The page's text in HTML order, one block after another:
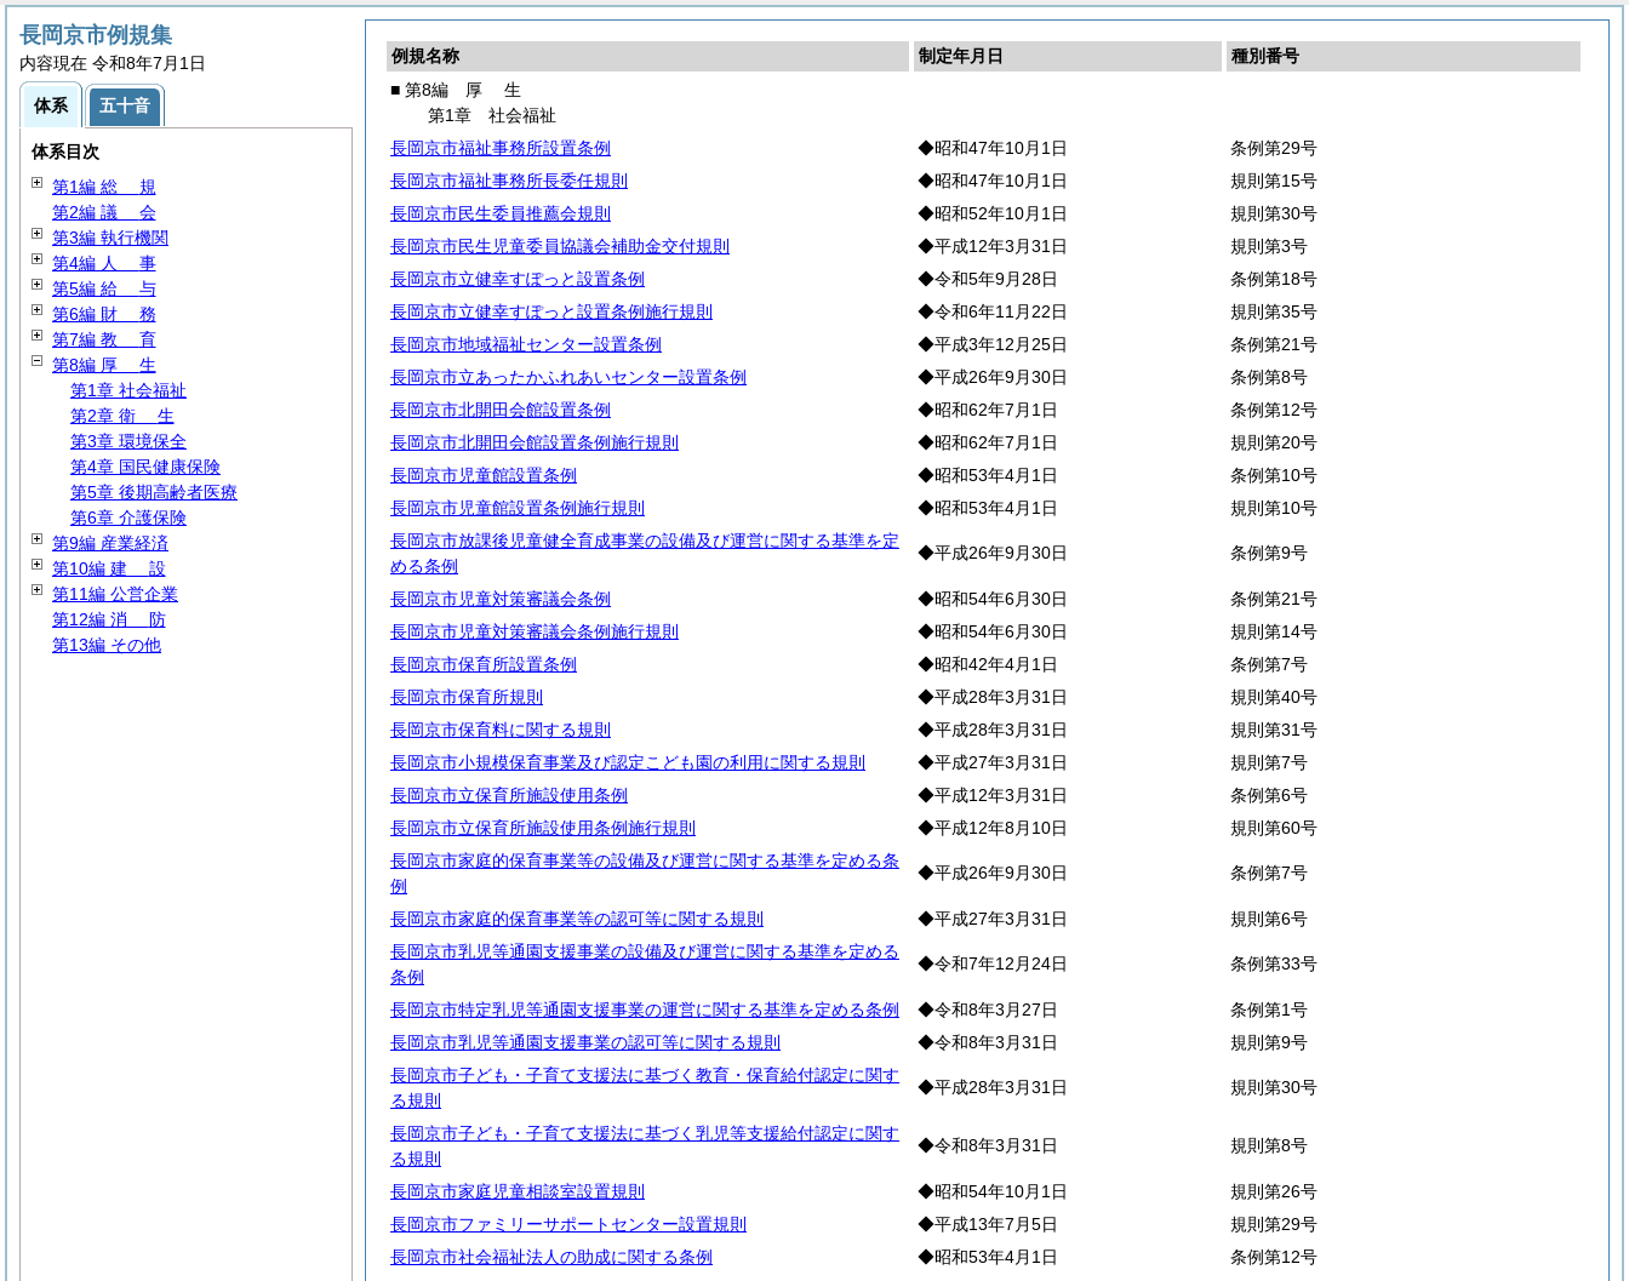
例規名称 制定年月日
種別番号
■ 第8編 厚 生
第1章 社会福祉
長岡京市福祉事務所設置条例
◆昭和47年10月1日
条例第29号
長岡京市福祉事務所長委任規則
◆昭和47年10月1日
規則第15号
長岡京市民生委員推薦会規則
◆昭和52年10月1日
規則第30号
長岡京市民生児童委員協議会補助金交付規則
◆平成12年3月31日
規則第3号
長岡京市立健幸すぽっと設置条例
◆令和5年9月28日
条例第18号
長岡京市立健幸すぽっと設置条例施行規則
◆令和6年11月22日
規則第35号
長岡京市地域福祉センター設置条例
◆平成3年12月25日
条例第21号
長岡京市立あったかふれあいセンター設置条例
◆平成26年9月30日
条例第8号
長岡京市北開田会館設置条例
◆昭和62年7月1日
条例第12号
長岡京市北開田会館設置条例施行規則
◆昭和62年7月1日
規則第20号
長岡京市児童館設置条例
◆昭和53年4月1日
条例第10号
長岡京市児童館設置条例施行規則
◆昭和53年4月1日
規則第10号
長岡京市放課後児童健全育成事業の設備及び運営に関する基準を定
める条例
◆平成26年9月30日 条例第9号
長岡京市児童対策審議会条例 ◆昭和54年6月30日
条例第21号
長岡京市児童対策審議会条例施行規則
◆昭和54年6月30日
規則第14号
長岡京市保育所設置条例
◆昭和42年4月1日
条例第7号
長岡京市保育所規則
◆平成28年3月31日
規則第40号
長岡京市保育料に関する規則
◆平成28年3月31日
規則第31号
長岡京市小規模保育事業及び認定こども園の利用に関する規則
◆平成27年3月31日
規則第7号
長岡京市立保育所施設使用条例
◆平成12年3月31日
条例第6号
長岡京市立保育所施設使用条例施行規則
◆平成12年8月10日
規則第60号
長岡京市家庭的保育事業等の設備及び運営に関する基準を定める条
例
◆平成26年9月30日 条例第7号
長岡京市家庭的保育事業等の認可等に関する規則 ◆平成27年3月31日
規則第6号
長岡京市乳児等通園支援事業の設備及び運営に関する基準を定める
条例
◆令和7年12月24日 条例第33号
長岡京市特定乳児等通園支援事業の運営に関する基準を定める条例 ◆令和8年3月27日
条例第1号
長岡京市乳児等通園支援事業の認可等に関する規則
◆令和8年3月31日
規則第9号
長岡京市子ども・子育て支援法に基づく教育・保育給付認定に関す
る規則
◆平成28年3月31日 規則第30号
長岡京市子ども・子育て支援法に基づく乳児等支援給付認定に関す
る規則
◆令和8年3月31日 規則第8号
長岡京市家庭児童相談室設置規則 ◆昭和54年10月1日
規則第26号
長岡京市ファミリーサポートセンター設置規則
◆平成13年7月5日
規則第29号
長岡京市社会福祉法人の助成に関する条例
◆昭和53年4月1日
条例第12号
長岡京市例規集
内容現在 令和8年7月1日
体系 五十音
体系目次
第1編 総 規
第2編 議 会
第3編 執行機関
第4編 人 事
第5編 給 与
第6編 財 務
第7編 教 育
第8編 厚 生
第1章 社会福祉
第2章 衛 生
第3章 環境保全
第4章 国民健康保険
第5章 後期高齢者医療
第6章 介護保険
第9編 産業経済
第10編 建 設
第11編 公営企業
第12編 消 防
第13編 その他